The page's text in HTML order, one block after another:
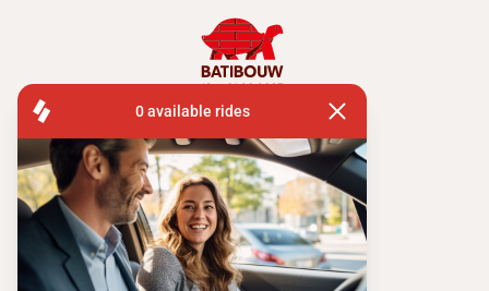
FISA OPERATIONS
SQUARE DE L'ATOMIUM, 1 BP 505
1020 BRUXELLES
Tel:+ 32 2 663 14 01